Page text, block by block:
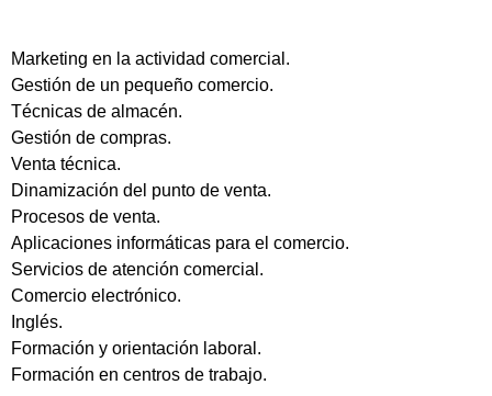
Marketing en la actividad comercial.
Gestión de un pequeño comercio.
Técnicas de almacén.
Gestión de compras.
Venta técnica.
Dinamización del punto de venta.
Procesos de venta.
Aplicaciones informáticas para el comercio.
Servicios de atención comercial.
Comercio electrónico.
Inglés.
Formación y orientación laboral.
Formación en centros de trabajo.